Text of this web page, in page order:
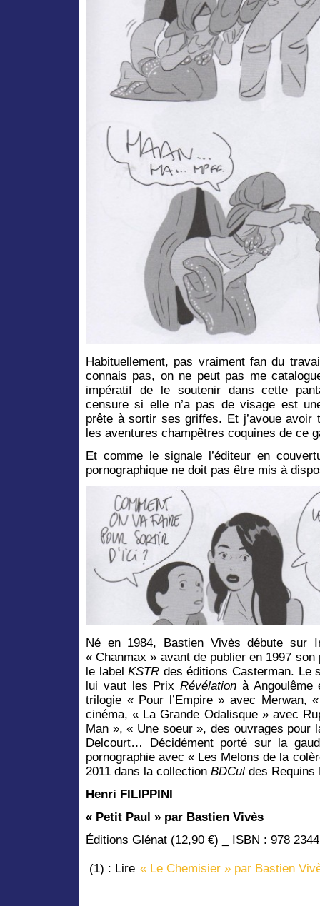
Habituellement, pas vraiment fan du
connais pas, on ne peut pas me
impératif de le soutenir dans cette
censure si elle n’a pas de visage est
prête à sortir ses griffes. Et j’avoue
les aventures champêtres coquines de ce
Et comme le signale l’éditeur en
pornographique ne doit pas être mis à
Né en 1984, Bastien Vivès débute sur
« Chanmax » avant de publier en 1997
le labelKSTR des éditions Casterman. Le
lui vaut les PrixRévélation à
trilogie « Pour l’Empire » avec Merwan,
cinéma, « La Grande Odalisque » avec
Man », « Une soeur », des ouvrages pour
Delcourt… Décidément porté sur la
pornographie avec « Les Melons de la
2011 dans la collection BDCul des Requins
Henri FILIPPINI
« Petit Paul » par Bastien Vivès
Éditions Glénat (12,90 €) _ ISBN : 978
(1) : Lire « Le Chemisier » par Bastien